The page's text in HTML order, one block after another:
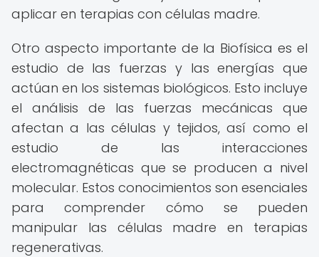
aplicar en terapias con células madre.
Otro aspecto importante de la Biofísica es el
estudio de las fuerzas y las energías que
actúan en los sistemas biológicos. Esto incluye
el análisis de las fuerzas mecánicas que
afectan a las células y tejidos, así como el
estudio de las interacciones
electromagnéticas que se producen a nivel
molecular. Estos conocimientos son esenciales
para comprender cómo se pueden
manipular las células madre en terapias
regenerativas.